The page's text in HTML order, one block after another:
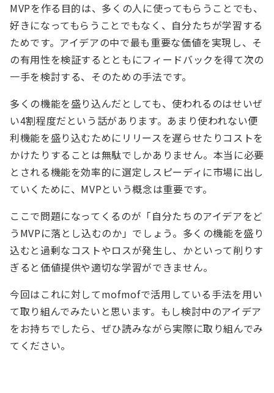
MVPを作る目的は、多くの人に使ってもらうことでも、
好きになってもらうことでもなく、自分たちが学習する
ためです。アイデアの中で最も重要な価値を実現し、そ
の有用性を検証するとともにフィードバックを得て次の
一手を検討する、そのための手法です。
多くの機能を盛り込んだとしても、使われるのはせいぜ
い4割程度だという話があります。あまり使われない便
利機能を盛り込むためにリリースを遅らせたりコストを
かけたりすることは無駄でしかありません。本当に必要
とされる機能を効率的に選定しスピーディに市場に出し
ていくために、MVPという概念は重要です。
ここで問題になってくるのが「自分たちのアイデアをど
うMVPに落とし込むのか」でしょう。多くの機能を盛り
込むと過剰なコストやロスが発生し、かといって削りす
ぎると価値提供や適切な学習ができません。
今回はこれに対してmofmofで活用している手法を用い
て取り組んでみたいと思います。もし検討中のアイデア
をお持ちでしたら、ぜひ読みながら実際に取り組んでみ
てください。